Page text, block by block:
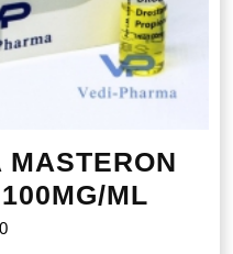
ML